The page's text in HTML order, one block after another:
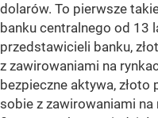
dolarów. To pierwsze
banku centralnego od 13
przedstawicieli banku,
z zawirowaniami na
bezpieczne aktywa,
sobie z zawirowaniami